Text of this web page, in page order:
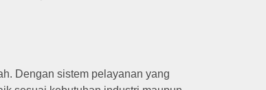
Dengan sistem pelayanan yang